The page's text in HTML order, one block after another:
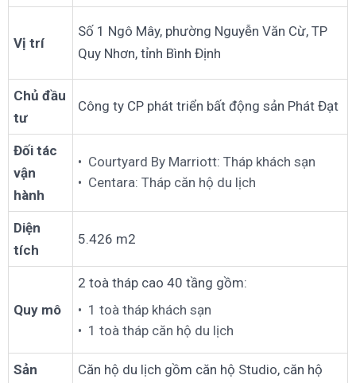
Vị trí
Số 1 Ngô Mây, phường Nguyễn Văn Cừ, TP
Quy Nhơn, tỉnh Bình Định
Chủ đầu
tư
Công ty CP phát triển bất động sản Phát Đạt
Đối tác
vận
hành
Courtyard By Marriott: Tháp khách sạn
Centara: Tháp căn hộ du lịch
Diện
tích
5.426 m2
Quy mô
2 toà tháp cao 40 tầng gồm:
1 toà tháp khách sạn
1 toà tháp căn hộ du lịch
Sản
Căn hộ du lịch gồm căn hộ Studio, căn hộ